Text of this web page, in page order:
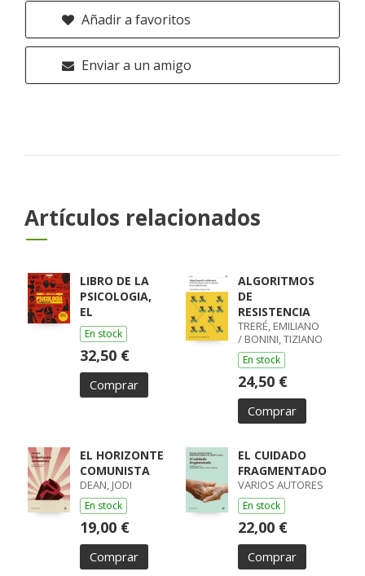
Añadir a favoritos
Enviar a un amigo
Artículos relacionados
LIBRO DE LA
PSICOLOGIA,
EL
En stock
32,50 €
Comprar
ALGORITMOS
DE
RESISTENCIA
TRERÉ, EMILIANO
/ BONINI, TIZIANO
En stock
24,50 €
Comprar
EL HORIZONTE
COMUNISTA
DEAN, JODI
En stock
19,00 €
Comprar
EL CUIDADO
FRAGMENTADO
VARIOS AUTORES
En stock
22,00 €
Comprar